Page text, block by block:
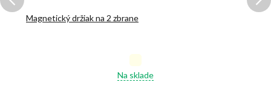
Magnetický držiak na 2 zbrane
hodnotenie
Na sklade